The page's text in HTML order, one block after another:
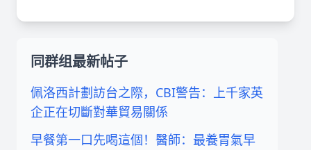
同群组最新帖子
佩洛西計劃訪台之際，CBI警告：上千家英
企正在切斷對華貿易關係
早餐第一口先喝這個！醫師：最養胃氣早